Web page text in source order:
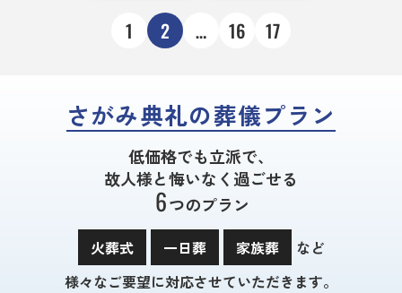
1 2 … 16 17
さがみ典礼の葬儀プラン
低価格でも立派で、
故人様と悔いなく過ごせる
6つのプラン
火葬式 一日葬 家族葬
など
様々なご要望に対応させていただきます。